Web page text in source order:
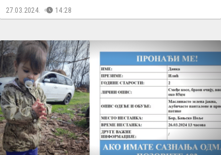
27.03.2024. 14:28